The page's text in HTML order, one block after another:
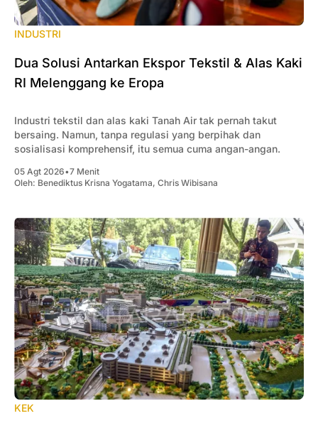
INDUSTRI
Dua Solusi Antarkan Ekspor Tekstil & Alas Kaki
RI Melenggang ke Eropa
Industri tekstil dan alas kaki Tanah Air tak pernah takut
bersaing. Namun, tanpa regulasi yang berpihak dan
sosialisasi komprehensif, itu semua cuma angan-angan.
05 Agt 2026•7 Menit
Oleh: Benediktus Krisna Yogatama, Chris Wibisana
KEK